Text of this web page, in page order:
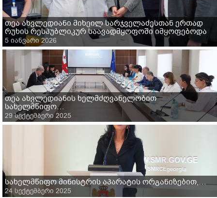
თეა ახვლედიანი მიხეილ სარჯველაძესთან ერთად
რუხის რესპუბლიკურ საავადმყოფოში იმყოფებოდა
5 იანვარი 2026
თეა ახვლედიანის ხელმძღვანელობით
სახელმწიფო…
29 სექტემბერი 2025
სახელმწიფო მინისტრის აპარატის ორგანიზებით,…
24 სექტემბერი 2025